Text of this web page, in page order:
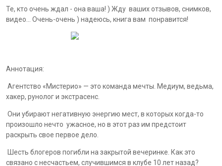
Те, кто очень ждал - она ваша! ) Жду ваших отзывов, снимков,
видео... Очень-очень ) надеюсь, книга вам понравится!
Аннотация:
Агентство «Мистерио» — это команда мечты. Медиум, ведьма,
хакер, рунолог и экстрасенс.
Они убирают негативную энергию мест, в которых когда-то
произошло нечто ужасное, но в этот раз им предстоит
раскрыть свое первое дело.
Шесть блогеров погибли на закрытой вечеринке. Как это
связано с несчастьем, случившимся в клубе 10 лет назад?